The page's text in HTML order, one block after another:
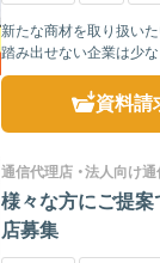
新たな商材を取り扱いた
踏み出せない企業は少
て始められるこ...
資料請
通信代理店 ・法人向け
様々な方にご提案
店募集